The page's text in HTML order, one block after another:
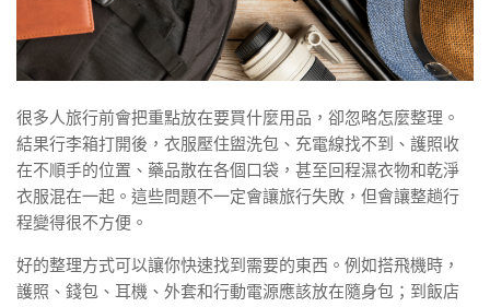
很多人旅行前會把重點放在要買什麼用品，卻忽略怎麼整理。
結果行李箱打開後，衣服壓住盥洗包、充電線找不到、護照收
在不順手的位置、藥品散在各個口袋，甚至回程濕衣物和乾淨
衣服混在一起。這些問題不一定會讓旅行失敗，但會讓整趟行
程變得很不方便。
好的整理方式可以讓你快速找到需要的東西。例如搭飛機時，
護照、錢包、耳機、外套和行動電源應該放在隨身包；到飯店